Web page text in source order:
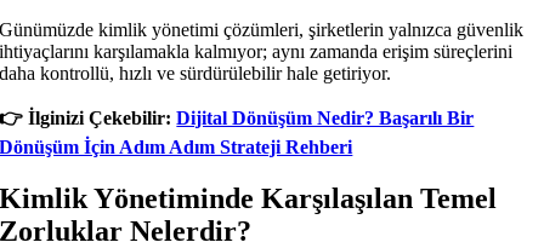
Günümüzde kimlik yönetimi çözümleri, şirketlerin yalnızca güvenlik
ihtiyaçlarını karşılamakla kalmıyor; aynı zamanda erişim süreçlerini
daha kontrollü, hızlı ve sürdürülebilir hale getiriyor.
👉️ İlginizi Çekebilir:Dijital Dönüşüm Nedir? Başarılı Bir
Dönüşüm İçin Adım Adım Strateji Rehberi
Kimlik Yönetiminde Karşılaşılan Temel
Zorluklar Nelerdir?